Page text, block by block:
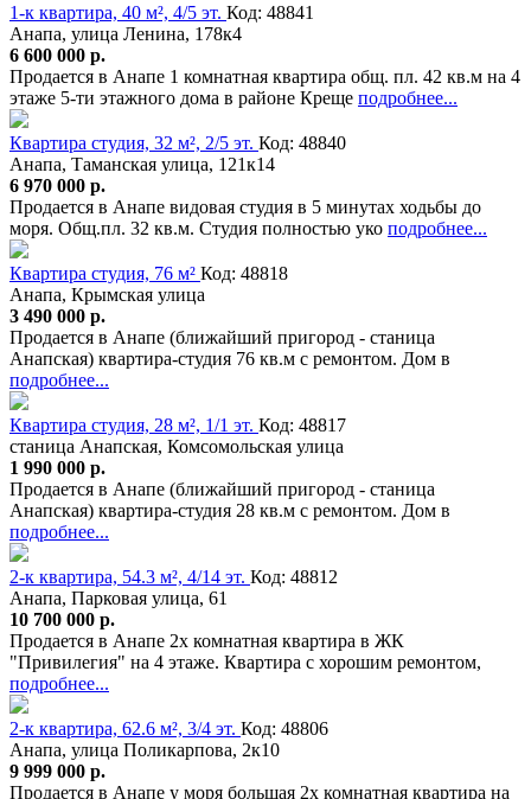
1-к квартира, 40 м², 4/5 эт. Код: 48841
Анапа, улица Ленина, 178к4
6 600 000 р.
Продается в Анапе 1 комнатная квартира общ. пл. 42 кв.м на 4
этаже 5-ти этажного дома в районе Креще подробнее...
Квартира студия, 32 м², 2/5 эт. Код: 48840
Анапа, Таманская улица, 121к14
6 970 000 р.
Продается в Анапе видовая студия в 5 минутах ходьбы до
моря. Общ.пл. 32 кв.м. Студия полностью уко подробнее...
Квартира студия, 76 м² Код: 48818
Анапа, Крымская улица
3 490 000 р.
Продается в Анапе (ближайший пригород - станица
Анапская) квартира-студия 76 кв.м с ремонтом. Дом в
подробнее...
Квартира студия, 28 м², 1/1 эт. Код: 48817
станица Анапская, Комсомольская улица
1 990 000 р.
Продается в Анапе (ближайший пригород - станица
Анапская) квартира-студия 28 кв.м с ремонтом. Дом в
подробнее...
2-к квартира, 54.3 м², 4/14 эт. Код: 48812
Анапа, Парковая улица, 61
10 700 000 р.
Продается в Анапе 2х комнатная квартира в ЖК
"Привилегия" на 4 этаже. Квартира с хорошим ремонтом,
подробнее...
2-к квартира, 62.6 м², 3/4 эт. Код: 48806
Анапа, улица Поликарпова, 2к10
9 999 000 р.
Продается в Анапе у моря большая 2х комнатная квартира на